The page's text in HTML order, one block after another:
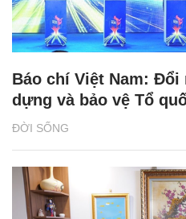
ĐỜI SỐNG
Báo chí Việt Nam:
dựng và bảo vệ Tổ